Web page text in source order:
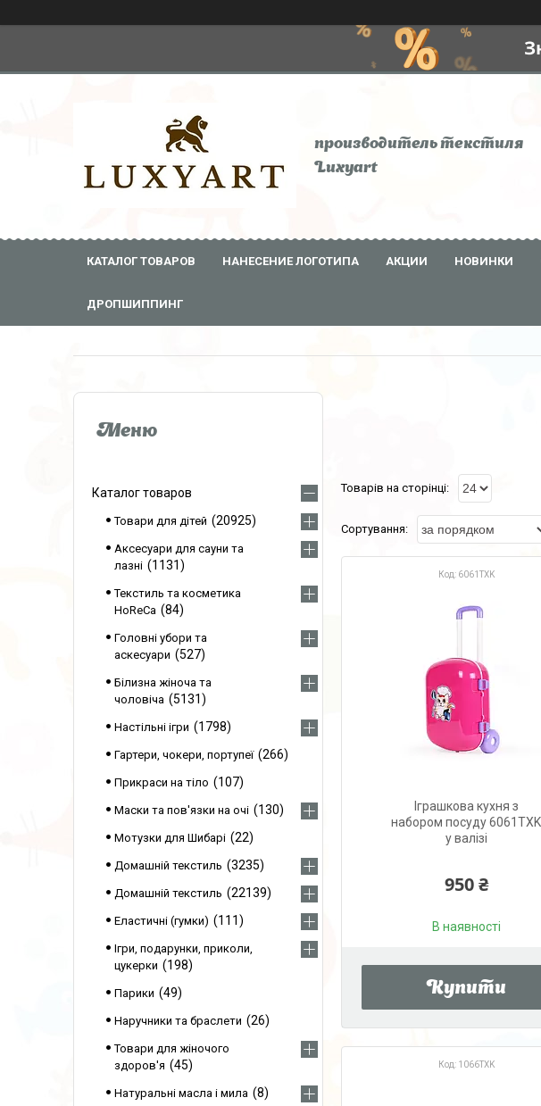
производитель текстиля
Luxyart
КАТАЛОГ ТОВАРОВ НАНЕСЕНИЕ ЛОГОТИПА АКЦИИ НОВИНКИ
ДРОПШИППИНГ
6061TXK
Іграшкова кухня з
набором посуду 6061TXK
у валізі
950 ₴
В наявності
Купити
1066TXK
Каталог товаров
Товари для дітей 20925
Аксесуари для сауни та
лазні
1131
Текстиль та косметика
HoReCa
84
Головні убори та
аскесуари
527
Білизна жіноча та
чоловіча
5131
Настільні ігри 1798
Гартери, чокери, портупеї 266
Прикраси на тіло 107
Маски та пов'язки на очі 130
Мотузки для Шибарі 22
Домашній текстиль 3235
Домашній текстиль 22139
Еластичні (гумки) 111
Ігри, подарунки, приколи,
цукерки
198
Парики 49
Наручники та браслети 26
Товари для жіночого
здоров'я
45
Натуральні масла і мила 8